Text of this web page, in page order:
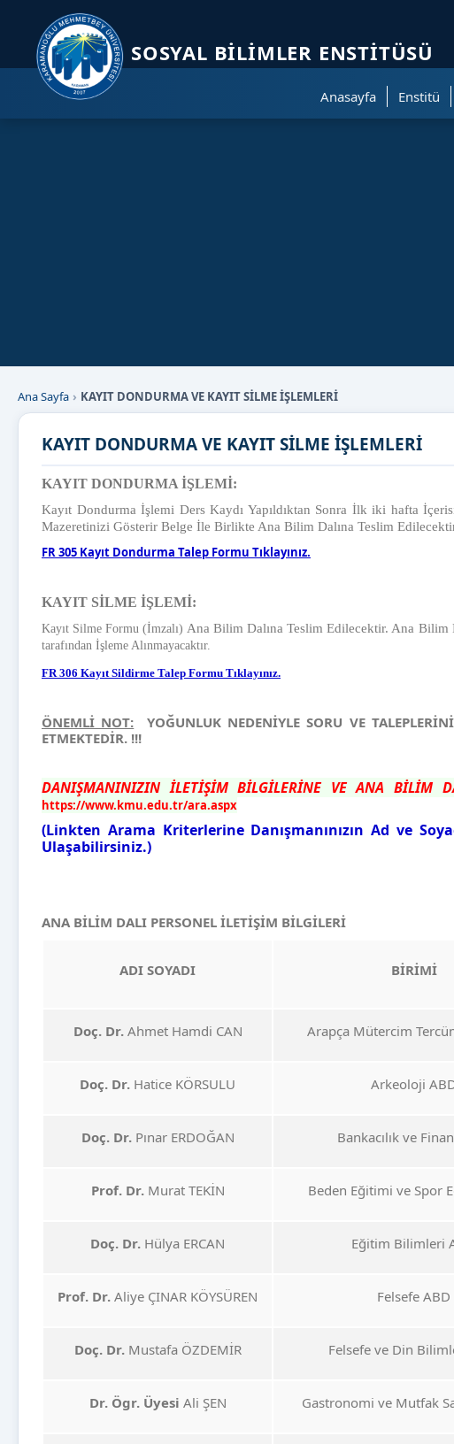
SOSYAL BILIMLER ENSTITÜSÜ
Anasayfa Enstitü
Ana Sayfa KAYIT DONDURMA VE KAYIT SİLME İŞLEMLERİ
KAYIT DONDURMA VE KAYIT SİLME İŞLEMLERİ
KAYIT DONDURMA İŞLEMİ:
Kayıt Dondurma İşlemi Ders Kaydı Yapıldıktan Sonra İlk iki hafta
Mazeretinizi Gösterir Belge İle Birlikte Ana Bilim Dalına Teslim
FR 305 Kayıt Dondurma Talep Formu Tıklayınız.
KAYIT SİLME İŞLEMİ:
Kayıt Silme Formu (İmzalı) Ana Bilim Dalına Teslim Edilecektir. Ana
tarafından İşleme Alınmayacaktır.
FR 306 Kayıt Sildirme Talep Formu Tıklayınız.
ÖNEMLİ NOT: YOĞUNLUK NEDENİYLE SORU VE
ETMEKTEDİR. !!!
DANIŞMANINIZIN İLETİŞİM BİLGİLERİNE VE ANA BİLİM
https://www.kmu.edu.tr/ara.aspx
(Linkten Arama Kriterlerine Danışmanınızın Ad ve
Ulaşabilirsiniz.)
ANA BİLİM DALI PERSONEL İLETİŞİM BİLGİLERİ
ADI SOYADI BİRİMİ
Doç. Dr. Ahmet Hamdi CAN Arapça Mütercim
Doç. Dr. Hatice KÖRSULU Arkeoloji
Doç. Dr. Pınar ERDOĞAN Bankacılık ve
Prof. Dr. Murat TEKİN Beden Eğitimi ve Spor
Doç. Dr. Hülya ERCAN Eğitim Bilimleri
Prof. Dr. Aliye ÇINAR KÖYSÜREN Felsefe ABD
Doç. Dr. Mustafa ÖZDEMİR Felsefe ve Din
Dr. Ögr. Üyesi Ali ŞEN Gastronomi ve Mutfak